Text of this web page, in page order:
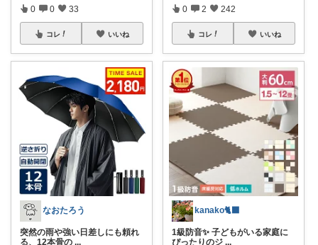
0 0 33
コレ いいね
なおたろう
突然の雨や強い日差しにも頼れ
る、12本骨の ...
0 2 242
コレ いいね
kanako🐈‍⬛
1級防音✨ 子どもがいる家庭に
ぴったりのジ ...